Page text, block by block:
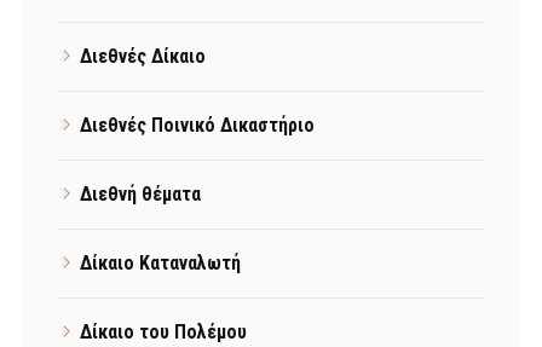
Διεθνές Δίκαιο
Διεθνές Ποινικό Δικαστήριο
Διεθνή θέματα
Δίκαιο Καταναλωτή
Δίκαιο του Πολέμου